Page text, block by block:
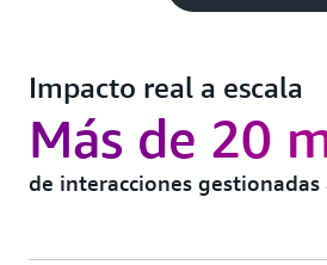
Impacto real a escala
Más de 20
de interacciones gestionadas